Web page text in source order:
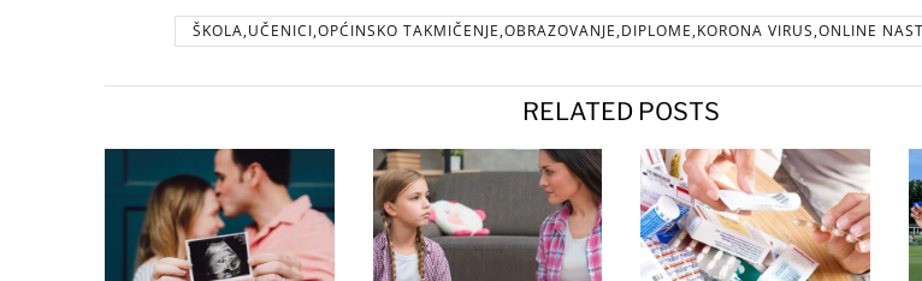
ŠKOLA,UČENICI,OPĆINSKO TAKMIČENJE,OBRAZOVANJE,DIPLOME,KORONA VIRUS,ONLINE
RELATED POSTS